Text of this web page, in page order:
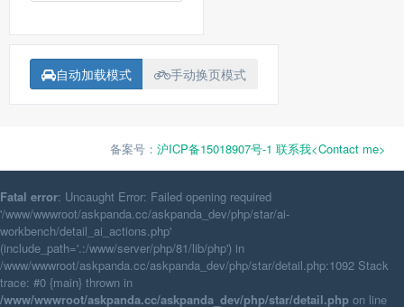
自动加载模式 手动换页模式
备案号： 沪ICP备15018907号-1 联系我<Contact me>
Fatal error: Uncaught Error: Failed opening required
'/www/wwwroot/askpanda.cc/askpanda_dev/php/star/ai-
workbench/detail_ai_actions.php'
(include_path='.:/www/server/php/81/lib/php') in
/www/wwwroot/askpanda.cc/askpanda_dev/php/star/detail.php:1092 Stack
trace: #0 {main} thrown in
/www/wwwroot/askpanda.cc/askpanda_dev/php/star/detail.php on line